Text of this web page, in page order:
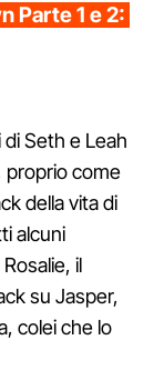
Parte 1 e 2:
Seth e Leah
proprio come
della vita di
alcuni
il
su Jasper,
colei che lo